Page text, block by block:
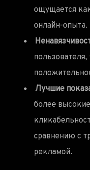
ощущается
онлайн-опыта.
Лучшие
более
сравнению с
рекламой.